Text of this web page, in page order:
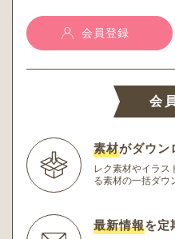
会員登録
会
素材がダウン
レク素材やイラス
る素材の一括ダウ
最新情報を定